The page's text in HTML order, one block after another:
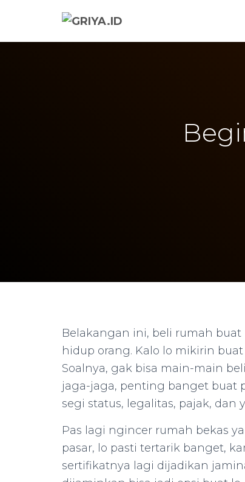
Belakangan ini, beli rumah
hidup orang. Kalo lo mikirin
Soalnya, gak bisa main-main
jaga-jaga, penting banget buat
segi status, legalitas, pajak, dan
Pas lagi ngincer rumah bekas
pasar, lo pasti tertarik banget,
sertifikatnya lagi dijadikan